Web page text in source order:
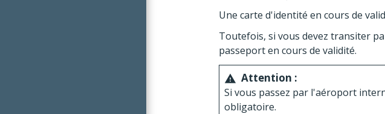
Une carte d'identité en cours de
Toutefois, si vous devez transiter
passeport en cours de validité.
warning Attention :
Si vous passez par l'aéroport
obligatoire.